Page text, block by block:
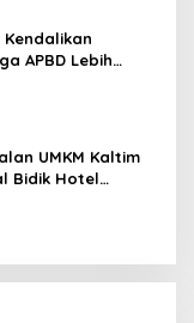
APBD Lebih
UMKM Kaltim
Bidik Hotel